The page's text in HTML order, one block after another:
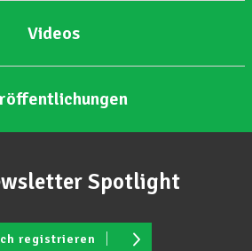
Videos
Spotlight
registrieren